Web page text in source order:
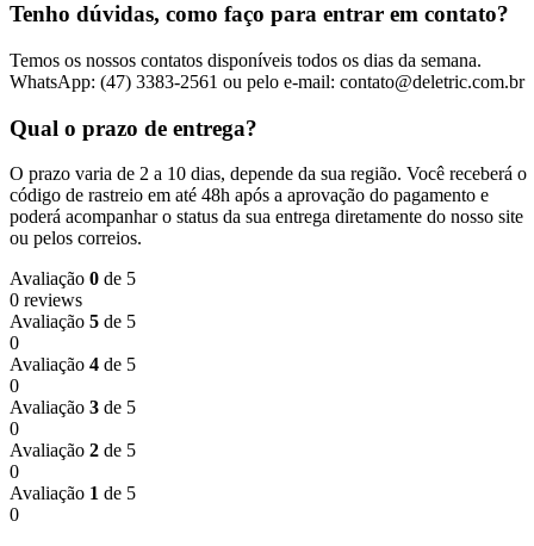
Tenho dúvidas, como faço para entrar em contato?
Temos os nossos contatos disponíveis todos os dias da semana.
WhatsApp: (47) 3383-2561 ou pelo e-mail: contato@deletric.com.br
Qual o prazo de entrega?
O prazo varia de 2 a 10 dias, depende da sua região. Você receberá o
código de rastreio em até 48h após a aprovação do pagamento e
poderá acompanhar o status da sua entrega diretamente do nosso site
ou pelos correios.
Avaliação 0 de 5
0 reviews
Avaliação 5 de 5
0
Avaliação 4 de 5
0
Avaliação 3 de 5
0
Avaliação 2 de 5
0
Avaliação 1 de 5
0